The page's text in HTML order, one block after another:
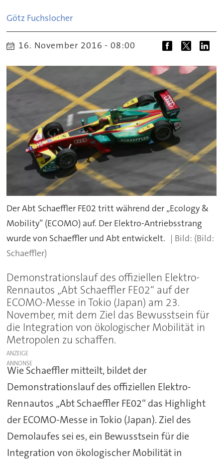
Götz Fuchslocher
16. November 2016 - 08:00
Der Abt Schaeffler FE02 tritt während der „Ecology &
Mobility” (ECOMO) auf. Der Elektro-Antriebsstrang
wurde von Schaeffler und Abt entwickelt.
(Bild:
Schaeffler)
Demonstrationslauf des offiziellen Elektro-
Rennautos „Abt Schaeffler FE02“ auf der
ECOMO-Messe in Tokio (Japan) am 23.
November, mit dem Ziel das Bewusstsein für
die Integration von ökologischer Mobilität in
Metropolen zu schaffen.
ANZEIGE
Wie Schaeffler mitteilt, bildet der
Demonstrationslauf des offiziellen Elektro-
Rennautos „Abt Schaeffler FE02“ das Highlight
der ECOMO-Messe in Tokio (Japan). Ziel des
Demolaufes sei es, ein Bewusstsein für die
Integration von ökologischer Mobilität in